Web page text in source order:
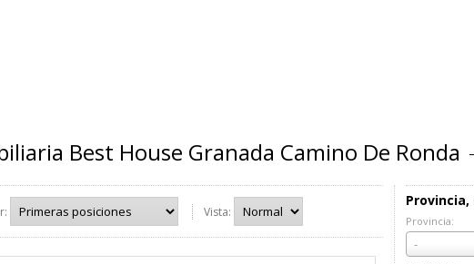
Best House Granada Camino De Ronda
Provincia:
-
Provincia:
Vista: